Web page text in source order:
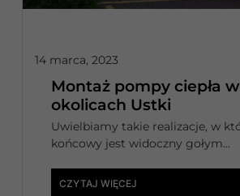
Montaż pompy ciepła w
okolicach Ustki
Uwielbiamy takie realizacje, w
końcowy jest widoczny gołym...
CZYTAJ WIĘCEJ
14 marca, 2023